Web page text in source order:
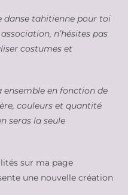
danse tahitienne pour toi
n’hésites pas
costumes et
ensemble en fonction de
couleurs et quantité
seras la seule
sur ma page
une nouvelle création